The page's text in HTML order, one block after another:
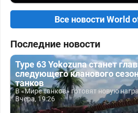
Все новости World
Последние новости
Type 63 Yokozuna станет
следующего кланового
танков
В «Мире танков» готовят новую
Вчера, 19:26